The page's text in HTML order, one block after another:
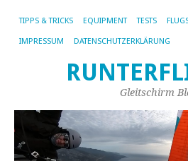
TIPPS & TRICKS EQUIPMENT TESTS
IMPRESSUM DATENSCHUTZERKLÄRUNG
Gleitschirm